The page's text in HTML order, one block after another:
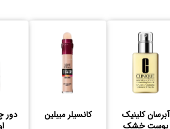
آبرسان کلینیک
پوست خشک
کانسیلر میبلین
دور